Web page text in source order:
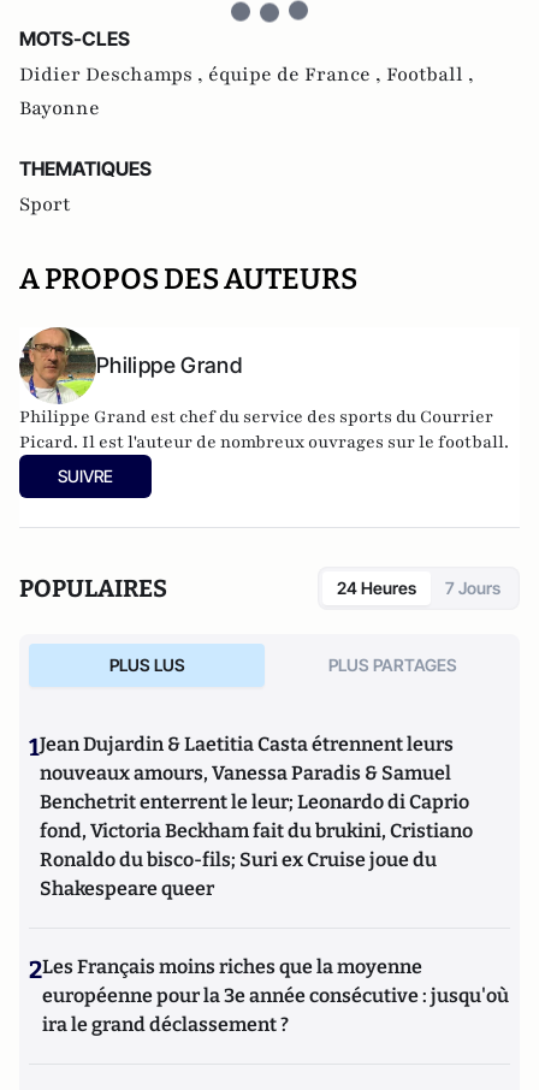
MOTS-CLES
Didier Deschamps , équipe de France , Football ,
Bayonne
THEMATIQUES
Sport
A PROPOS DES AUTEURS
Philippe Grand
Philippe Grand est chef du service des sports du Courrier
Picard. Il est l'auteur de nombreux ouvrages sur le football.
SUIVRE
POPULAIRES 24 Heures 7 Jours
PLUS LUS PLUS PARTAGES
1Jean Dujardin & Laetitia Casta étrennent leurs
nouveaux amours, Vanessa Paradis & Samuel
Benchetrit enterrent le leur; Leonardo di Caprio
fond, Victoria Beckham fait du brukini, Cristiano
Ronaldo du bisco-fils; Suri ex Cruise joue du
Shakespeare queer
2Les Français moins riches que la moyenne
européenne pour la 3e année consécutive : jusqu'où
ira le grand déclassement ?